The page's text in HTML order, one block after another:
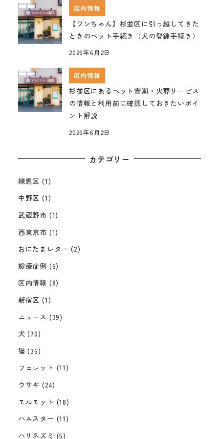
区内情報
【ワンちゃん】杉並区に引っ越してきた
ときのペット手続き（犬の登録手続き）
2026年6月2日
区内情報
杉並区にあるペット霊園・火葬サービス
の情報と利用前に確認しておきたいポイ
ント解説
2026年6月2日
カテゴリー
練馬区 (1)
中野区 (1)
武蔵野市 (1)
西東京市 (1)
おにたまレター (2)
診療症例 (6)
区内情報 (8)
新宿区 (1)
ニュース (39)
犬 (70)
猫 (36)
フェレット (11)
ウサギ (24)
モルモット (18)
ハムスター (11)
ハリネズミ (5)